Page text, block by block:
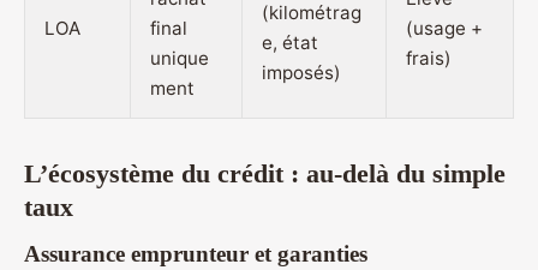
LOA
final
unique
ment
(kilométrag
e, état
imposés)
(usage +
frais)
L’écosystème du crédit : au-delà du simple
taux
Assurance emprunteur et garanties